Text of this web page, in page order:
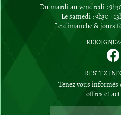
Du mardi au vendredi :
Le samedi : 9h30 -
Le dimanche & jours
RESTEZ
Tenez vous informés
offres et